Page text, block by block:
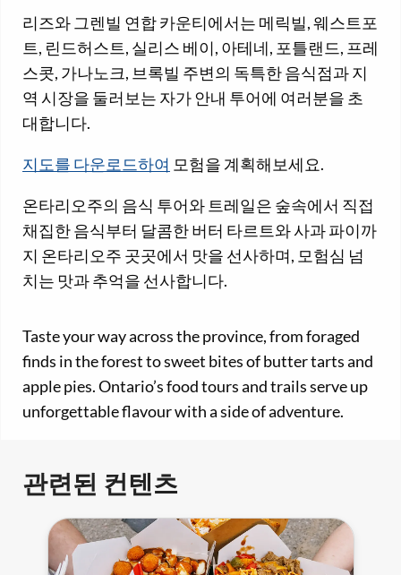
리즈와 그렌빌 연합 카운티에서는 메릭빌, 웨스트포
트, 린드허스트, 실리스 베이, 아테네, 포틀랜드, 프레
스콧, 가나노크, 브록빌 주변의 독특한 음식점과 지
역 시장을 둘러보는 자가 안내 투어에 여러분을 초
대합니다.
지도를 다운로드하여 모험을 계획해보세요.
온타리오주의 음식 투어와 트레일은 숲속에서 직접
채집한 음식부터 달콤한 버터 타르트와 사과 파이까
지 온타리오주 곳곳에서 맛을 선사하며, 모험심 넘
치는 맛과 추억을 선사합니다.
Taste your way across the province, from foraged
finds in the forest to sweet bites of butter tarts and
apple pies. Ontario’s food tours and trails serve up
unforgettable flavour with a side of adventure.
관련된 컨텐츠